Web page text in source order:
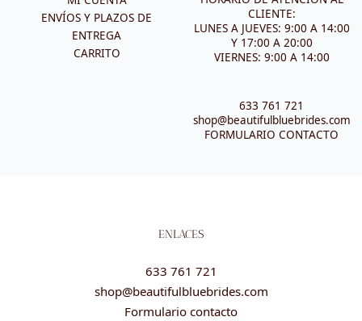
ENVÍOS Y PLAZOS DE
ENTREGA
CARRITO
CLIENTE:
LUNES A JUEVES: 9:00 A 14:00
Y 17:00 A 20:00
VIERNES: 9:00 A 14:00
633 761 721
shop@beautifulbluebrides.com
FORMULARIO CONTACTO
ENLACES
633 761 721
shop@beautifulbluebrides.com
Formulario contacto